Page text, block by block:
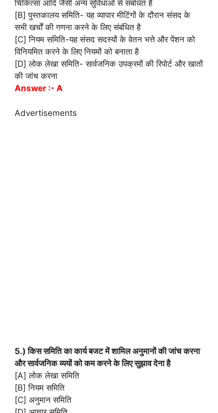
चिकित्सा आदि जैसी अन्य सुविधाओं से संबंधित है
[B] पुस्तकालय समिति- यह व्यापार मीटिंगों के दौरान संसद के
सभी खर्चों की गणना करने के लिए संबंधित है
[C] नियम समिति-यह संसद सदस्यों के वेतन भत्ते और पेंशन को
विनियमित करने के लिए नियमों को बनाता है
[D] लोक लेखा समिति- सार्वजनिक उपक्रमों की रिपोर्ट और खातों
की जांच करना
Answer :- A
Advertisements
5.) किस समिति का कार्य बजट में शामिल अनुमानों की जांच करना
और सार्वजनिक व्ययों को कम करने के लिए सुझाव देना है
[A] लोक लेखा समिति
[B] नियम समिति
[C] अनुमान समिति